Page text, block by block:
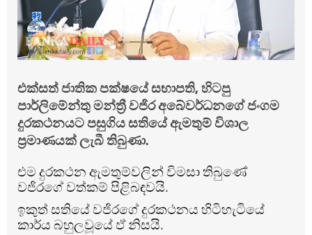
එක්සත් ජාතික පක්ෂයේ සභාපති, හිටපු
පාර්ලිමේන්තු මන්ත්‍රී වජිර අබේවර්ධනගේ ජංගම
දුරකථනයට පසුගිය සතියේ ඇමතුම් විශාල
ප්‍රමාණයක් ලැබී තිබුණා.
එම දුරකථන ඇමතුම්වලින් විමසා තිබුණේ
වජිරගේ වත්කම් පිළිබඳවයි.
ඉකුත් සතියේ වජිරගේ දුරකථනය හිටිහැටියේ
කාර්ය බහුලවූයේ ඵ් නිසයි.